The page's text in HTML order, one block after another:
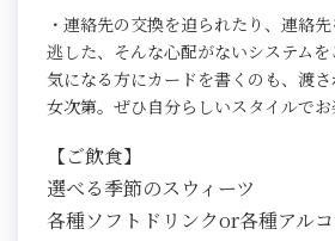
・連絡先の交換を迫られたり、連絡
逃した、そんな心配がないシステムを
気になる方にカードを書くのも、渡
女次第。ぜひ自分らしいスタイルでお
【ご飲食】
選べる季節のスウィーツ
各種ソフトドリンクor各種アル